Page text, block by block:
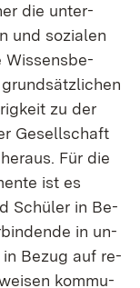
die un­ter­
und so­zia­len
Wis­sens­be­
zu der
Ge­sell­schaft
Für die
ist es
Schü­ler in Be­
in un­
in Be­zug auf re­
kom­mu­